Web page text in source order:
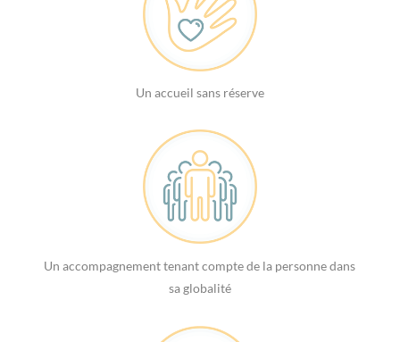
Un accueil sans réserve
Un accompagnement tenant compte de la personne dans
sa globalité